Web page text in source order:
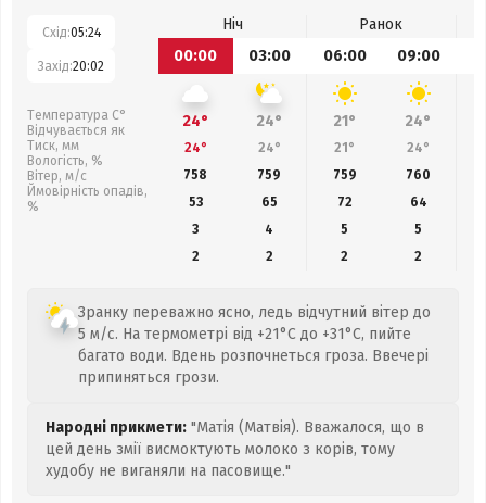
Схід:05:24
Захід:20:02
Температура С°
Відчувається як
Тиск, мм
Вологість, %
Вітер, м/с
Ймовірність опадів,
%
Ніч
Ранок
00:00
03:00 06:00 09:00
24° 24° 21° 24°
24° 24° 21° 24°
758
759 759 760
53
65 72 64
3
4 5
5
2
2 2 2
Зранку переважно ясно, ледь відчутний вітер до
5 м/с. На термометрі від +21°C до +31°C, пийте
багато води. Вдень розпочнеться гроза. Ввечері
припиняться грози.
Народні прикмети: "Матія (Матвія). Вважалося, що в
цей день змії висмоктують молоко з корів, тому
худобу не виганяли на пасовище."